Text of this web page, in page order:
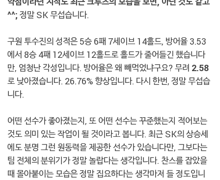
^^; 정말 SK 무섭습니다.
구원 투수진의 성적은 5승 6패 7세이브 14홀드, 방어율 3.53
에서 8승 4패 12세이브 12홀드로 홀드가 줄어들긴 했습니다
만, 엄청난 각성입니다. 방어율은 왜 빼먹었냐구요? 무려 2.58
로 낮아졌습니다. 26.76% 향상입니다. 다시 한번, 정말 무섭습
니다.
어떤 선수가 좋아졌는지, 또 어떤 선수는 꾸준했는지 적어보는
것도 의미 있는 작업이 될 것이라고 봅니다. 최근 SK의 상승세
에도 분명 그런 원동력을 제공한 선수가 있습니다만, 그보다는
팀 전체의 분위기가 정말 놀랍다는 생각입니다. 찬스를 잡았을
때 몰아붙이는 모습은 정말 집요하다는 생각마저 들 정도입니